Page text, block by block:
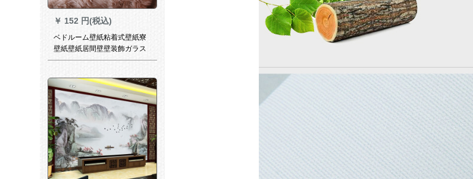
￥ 152 円(税込)
ベドルーム壁紙粘着式壁紙寮
壁紙壁紙居間壁壁装飾ガラス
シーザー防水性防湿家具のリ